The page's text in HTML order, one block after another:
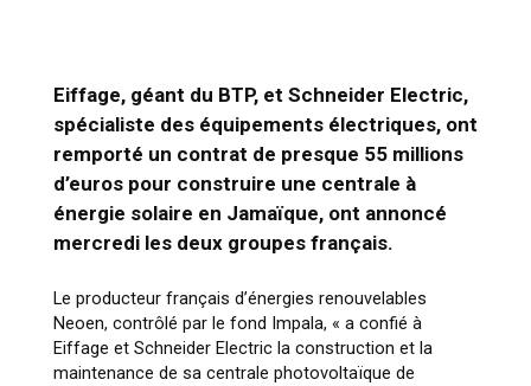
Eiffage, géant du BTP, et Schneider Electric,
spécialiste des équipements électriques, ont
remporté un contrat de presque 55 millions
d’euros pour construire une centrale à
énergie solaire en Jamaïque, ont annoncé
mercredi les deux groupes français.
Le producteur français d’énergies renouvelables
Neoen, contrôlé par le fond Impala, « a confié à
Eiffage et Schneider Electric la construction et la
maintenance de sa centrale photovoltaïque de